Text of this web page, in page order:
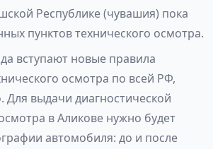
Республике (чувашия) пока
пунктов технического осмотра.
вступают новые правила
осмотра по всей РФ,
Для выдачи диагностической
в Аликове нужно будет
автомобиля: до и после